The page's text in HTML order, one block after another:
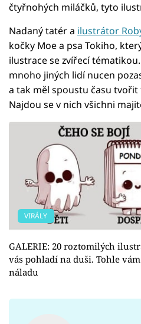
čtyřnohých miláčků, tyto
Nadaný tatér a ilustrátor
kočky Moe a psa Tokiho,
ilustrace se zvířecí
mnoho jiných lidí nucen
a tak měl spoustu času
Najdou se v nich všichni
VIRÁLY
GALERIE: 20 roztomilých
vás pohladí na duši. Tohle
náladu